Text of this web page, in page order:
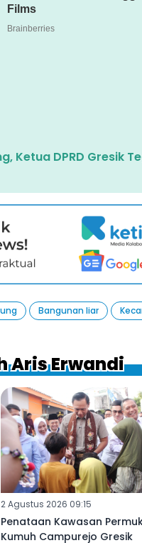
Ketua DPRD Gresik
Bangunan liar
Aris Erwandi
2 Agustus 2026 09:15
Penataan Kawasan
Kumuh Campurejo Gresik